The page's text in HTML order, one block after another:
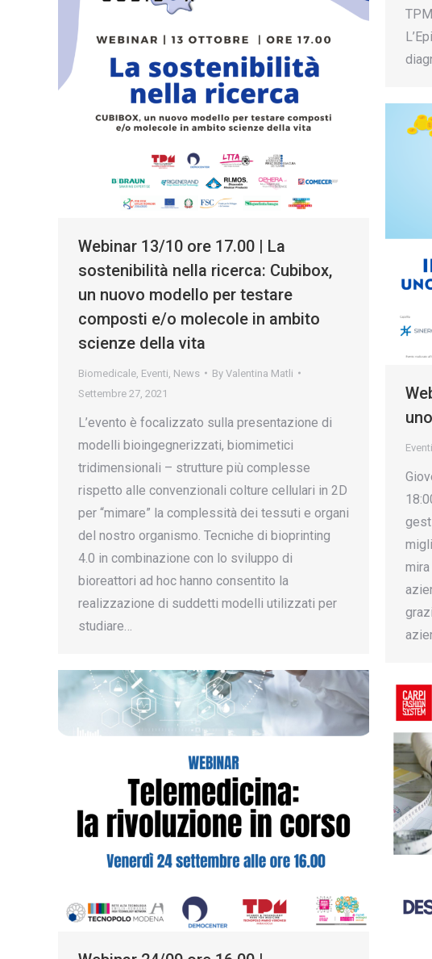
Webinar 13/10 ore 17.00 | La
sostenibilità nella ricerca: Cubibox,
un nuovo modello per testare
composti e/o molecole in ambito
scienze della vita
Biomedicale Eventi News By Valentina Matli
Settembre 27, 2021
L’evento è focalizzato sulla presentazione di
modelli bioingegnerizzati, biomimetici
tridimensionali – strutture più complesse
rispetto alle convenzionali colture cellulari in 2D
per “mimare” la complessità dei tessuti e organi
del nostro organismo. Tecniche di bioprinting
4.0 in combinazione con lo sviluppo di
bioreattori ad hoc hanno consentito la
realizzazione di suddetti modelli utilizzati per
studiare…
Eventi